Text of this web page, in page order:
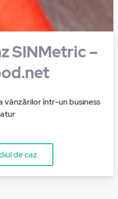
SINMetric –
vânzărilor într-un business
de caz